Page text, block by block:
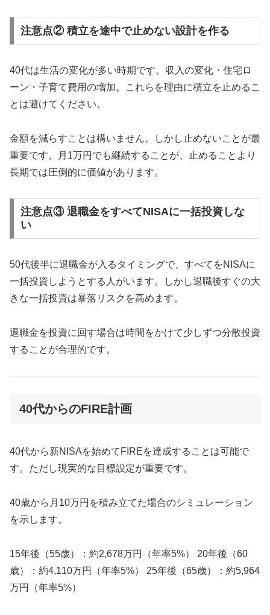
注意点② 積立を途中で止めない設計を作る
40代は生活の変化が多い時期です。収入の変化・住宅ロ
ーン・子育て費用の増加。これらを理由に積立を止めるこ
とは避けてください。
金額を減らすことは構いません。しかし止めないことが最
重要です。月1万円でも継続することが、止めることより
長期では圧倒的に価値があります。
注意点③ 退職金をすべてNISAに一括投資しな
い
50代後半に退職金が入るタイミングで、すべてをNISAに
一括投資しようとする人がいます。しかし退職後すぐの大
きな一括投資は暴落リスクを高めます。
退職金を投資に回す場合は時間をかけて少しずつ分散投資
することが合理的です。
40代からのFIRE計画
40代から新NISAを始めてFIREを達成することは可能で
す。ただし現実的な目標設定が重要です。
40歳から月10万円を積み立てた場合のシミュレーション
を示します。
15年後（55歳）：約2,678万円（年率5%） 20年後（60
歳）：約4,110万円（年率5%） 25年後（65歳）：約5,964
万円（年率5%）